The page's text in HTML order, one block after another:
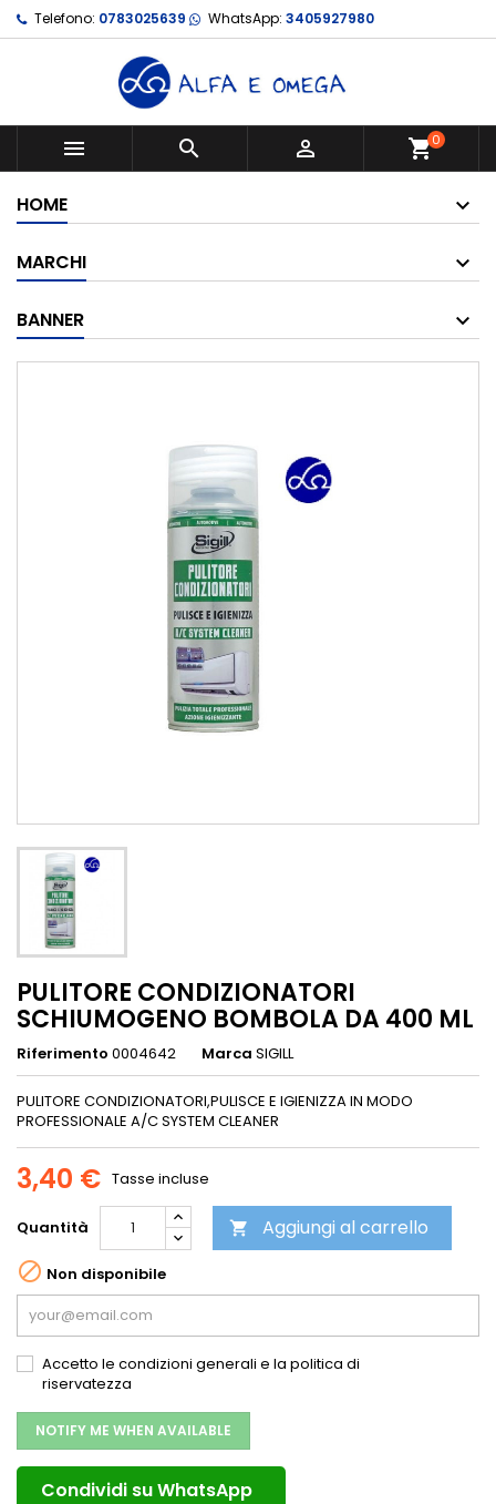
Telefono: 0783025639 WhatsApp: 3405927980
   shopping_cart0
HOME
MARCHI
BANNER
PULITORE CONDIZIONATORI
SCHIUMOGENO BOMBOLA DA 400 ML
Riferimento 0004642 Marca SIGILL
PULITORE CONDIZIONATORI,PULISCE E IGIENIZZA IN MODO
PROFESSIONALE A/C SYSTEM CLEANER
3,40 € Tasse incluse
Quantità  Aggiungi al carrello
 Non disponibile
Accetto le condizioni generali e la politica di
riservatezza
NOTIFY ME WHEN AVAILABLE
Condividi su WhatsApp